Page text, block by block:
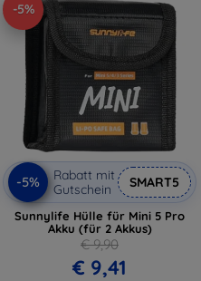
-5%
-5%
Rabatt mit
Gutschein
SMART5
Sunnylife Hülle für Mini 5 Pro
Akku (für 2 Akkus)
€ 9,90
€ 9,41